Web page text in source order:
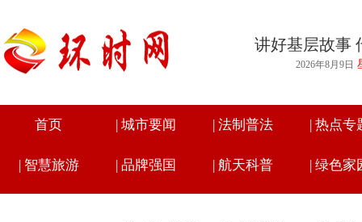
讲好基层故事
2026年8月9日
首页 | 城市要闻 | 法制普法 | 热点专
| 智慧旅游 | 品牌强国 | 航天科普 | 绿色家